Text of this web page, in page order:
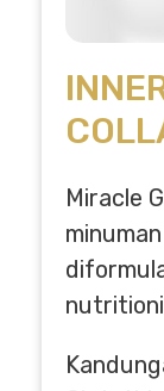
Miracle